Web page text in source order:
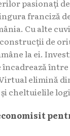
pasionați
franciză
Cu alte
de
la ei.
între
elimină
cheltuielile